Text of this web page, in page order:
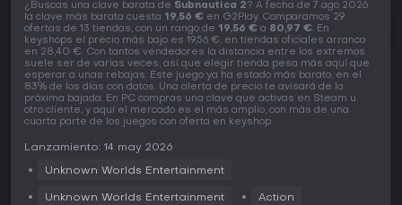
¿Buscas una clave barata de Subnautica 2? A fecha de 7 ago 2026
la clave más barata cuesta 19,56 € en G2Play. Comparamos 29
ofertas de 13 tiendas, con un rango de 19,56 € a 80,97 €. En
keyshops el precio más bajo es 19,56 €, en tiendas oficiales arranca
en 28,40 €. Con tantos vendedores la distancia entre los extremos
suele ser de varias veces, así que elegir tienda pesa más aquí que
esperar a unas rebajas. Este juego ya ha estado más barato, en el
83% de los días con datos. Una alerta de precio te avisará de la
próxima bajada. En PC compras una clave que activas en Steam u
otro cliente, y aquí el mercado es el más amplio, con más de una
cuarta parte de los juegos con oferta en keyshop.
Lanzamiento: 14 may 2026
Unknown Worlds Entertainment
Unknown Worlds Entertainment Action